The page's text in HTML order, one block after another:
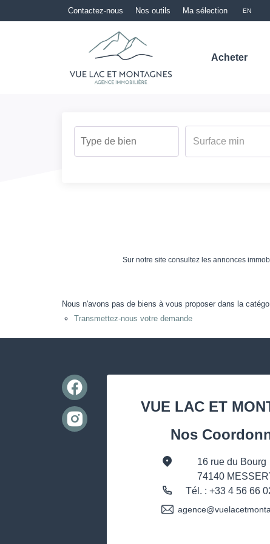
Contactez-nous Nos outils Ma sélection EN
Acheter
Sur notre site consultez les annonces
Nous n'avons pas de biens à vous proposer dans la
Transmettez-nous votre demande
VUE LAC ET
Nos
16 rue du Bourg
74140
Tél. : +33 4 56 66